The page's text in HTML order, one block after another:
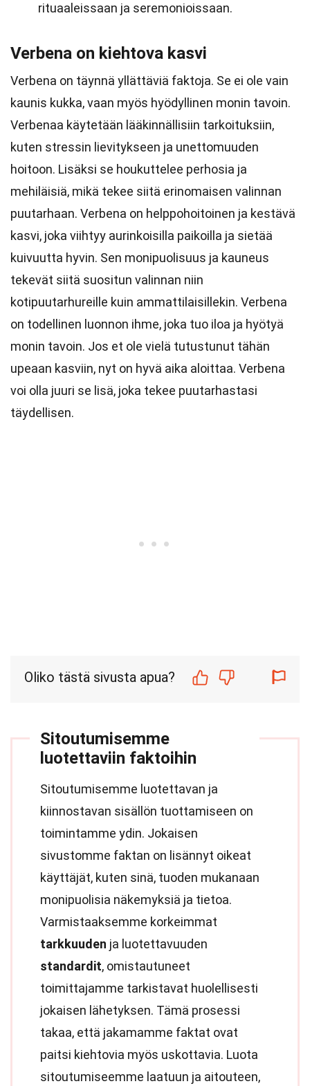
rituaaleissaan ja seremonioissaan.
Verbena on kiehtova kasvi
Verbena on täynnä yllättäviä faktoja. Se ei ole vain
kaunis kukka, vaan myös hyödyllinen monin tavoin.
Verbenaa käytetään lääkinnällisiin tarkoituksiin,
kuten stressin lievitykseen ja unettomuuden
hoitoon. Lisäksi se houkuttelee perhosia ja
mehiläisiä, mikä tekee siitä erinomaisen valinnan
puutarhaan. Verbena on helppohoitoinen ja kestävä
kasvi, joka viihtyy aurinkoisilla paikoilla ja sietää
kuivuutta hyvin. Sen monipuolisuus ja kauneus
tekevät siitä suositun valinnan niin
kotipuutarhureille kuin ammattilaisillekin. Verbena
on todellinen luonnon ihme, joka tuo iloa ja hyötyä
monin tavoin. Jos et ole vielä tutustunut tähän
upeaan kasviin, nyt on hyvä aika aloittaa. Verbena
voi olla juuri se lisä, joka tekee puutarhastasi
täydellisen.
Oliko tästä sivusta apua?
Sitoutumisemme
luotettaviin faktoihin
Sitoutumisemme luotettavan ja
kiinnostavan sisällön tuottamiseen on
toimintamme ydin. Jokaisen
sivustomme faktan on lisännyt oikeat
käyttäjät, kuten sinä, tuoden mukanaan
monipuolisia näkemyksiä ja tietoa.
Varmistaaksemme korkeimmat
tarkkuuden ja luotettavuuden
standardit, omistautuneet
toimittajamme tarkistavat huolellisesti
jokaisen lähetyksen. Tämä prosessi
takaa, että jakamamme faktat ovat
paitsi kiehtovia myös uskottavia. Luota
sitoutumiseemme laatuun ja aitouteen,